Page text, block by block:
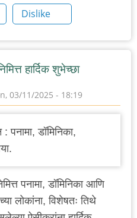
Dislike
हार्दिक शुभेच्छा
03/11/2025 - 18:19
: पनामा, डॉमिनिका,
पनामा, डॉमिनिका आणि
लोकांना, विशेषतः तिथे